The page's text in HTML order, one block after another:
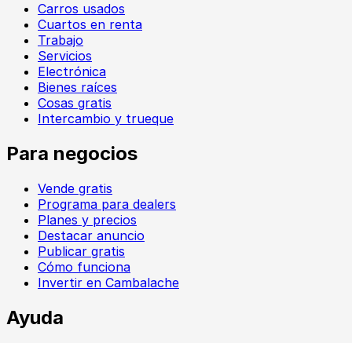
Carros usados
Cuartos en renta
Trabajo
Servicios
Electrónica
Bienes raíces
Cosas gratis
Intercambio y trueque
Para negocios
Vende gratis
Programa para dealers
Planes y precios
Destacar anuncio
Publicar gratis
Cómo funciona
Invertir en Cambalache
Ayuda